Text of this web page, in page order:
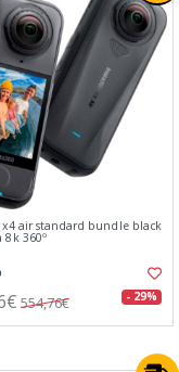
x4 air standard bundle black
8k 360º
554,76€ - 29%